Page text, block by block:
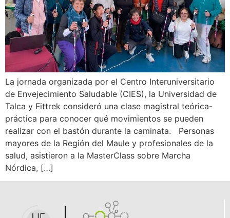
La jornada organizada por el Centro Interuniversitario
de Envejecimiento Saludable (CIES), la Universidad de
Talca y Fittrek consideró una clase magistral teórica-
práctica para conocer qué movimientos se pueden
realizar con el bastón durante la caminata. Personas
mayores de la Región del Maule y profesionales de la
salud, asistieron a la MasterClass sobre Marcha
Nórdica, […]